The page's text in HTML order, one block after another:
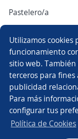
Utilizamos cookies
funcionamiento
sitio web.
terceros para
publicidad
Para más
configurar tus
Política de Cookies
Pastelero/a
Ventas
Ejecutivo/a